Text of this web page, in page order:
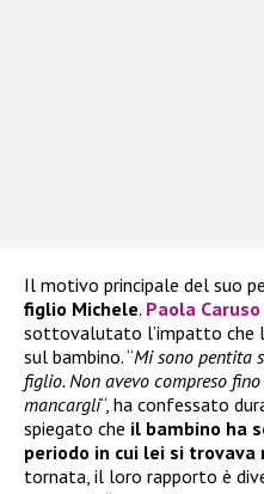
Il motivo principale del suo
figlio Michele. Paola Caruso
sottovalutato l’impatto che
sul bambino. “Mi sono pentita
figlio. Non avevo compreso
mancargli“, ha confessato
spiegato che il bambino ha
periodo in cui lei si trovava
tornata, il loro rapporto è